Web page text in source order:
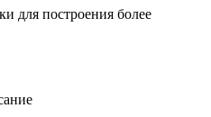
для построения более